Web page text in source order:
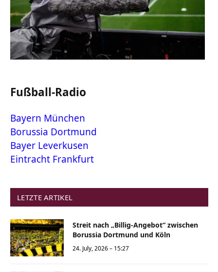
Fußball-Radio
Bayern München
Borussia Dortmund
Bayer Leverkusen
Eintracht Frankfurt
LETZTE ARTIKEL
Streit nach „Billig-Angebot“ zwischen
Borussia Dortmund und Köln
24. July, 2026 – 15:27